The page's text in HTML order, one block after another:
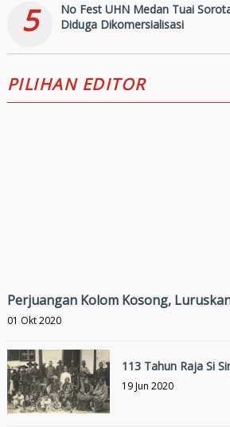
5
No Fest UHN Medan Tuai
Diduga Dikomersialisasi
PILIHAN EDITOR
Perjuangan Kolom Kosong,
01 Okt 2020
113 Tahun Raja Si
19 Jun 2020